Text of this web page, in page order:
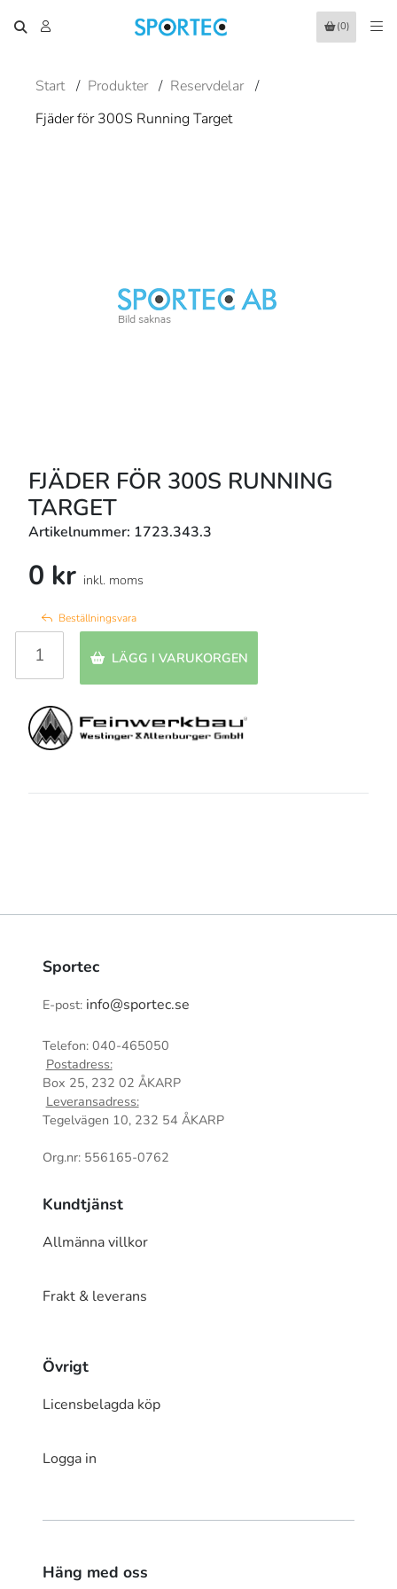
(0)
Start / Produkter / Reservdelar /
Fjäder för 300S Running Target
FJÄDER FÖR 300S RUNNING
TARGET
Artikelnummer: 1723.343.3
0 kr inkl. moms
Beställningsvara
LÄGG I VARUKORGEN
Sportec
E-post: info@sportec.se
Telefon: 040-465050
Postadress:
Box 25, 232 02 ÅKARP
Leveransadress:
Tegelvägen 10, 232 54 ÅKARP
Org.nr: 556165-0762
Kundtjänst
Allmänna villkor
Frakt & leverans
Övrigt
Licensbelagda köp
Logga in
Häng med oss